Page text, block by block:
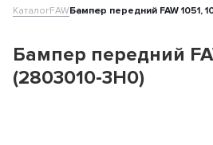
КаталогFAWБампер передний FAW 1051,
Бампер передний
(2803010-3H0)